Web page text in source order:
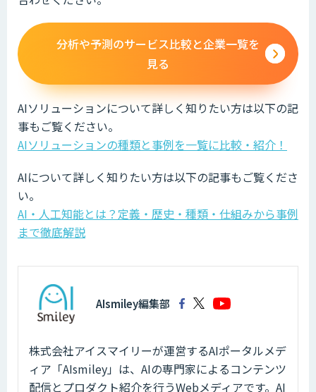
分析や予測のサービス比較と企業一覧を
見る
AIソリューションについて詳しく知りたい方は以下の記
事もご覧ください。
AIソリューションの種類と事例を一覧に比較・紹介！
AIについて詳しく知りたい方は以下の記事もご覧くださ
い。
AI・人工知能とは？定義・歴史・種類・仕組みから事例
まで徹底解説
AIsmiley編集部
株式会社アイスマイリーが運営するAIポータルメデ
ィア「AIsmiley」は、AIの専門家によるコンテンツ
配信とプロダクト紹介を行うWebメディアです。AI